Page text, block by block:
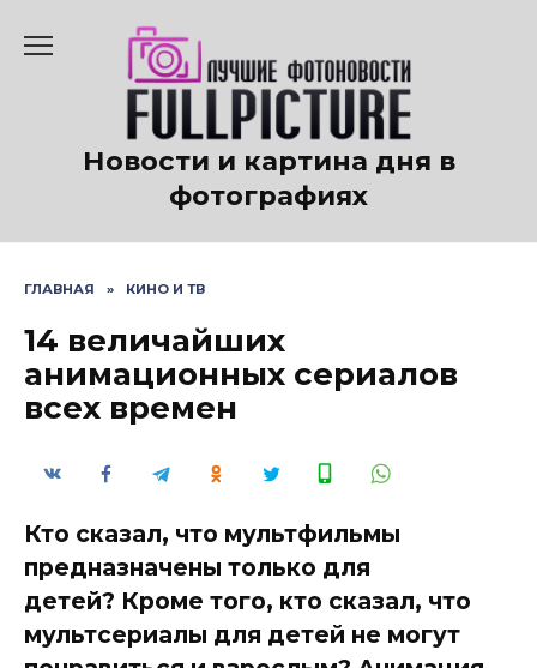
содержанию
Новости и картина дня в
фотографиях
ГЛАВНАЯ » КИНО И ТВ
14 величайших
анимационных сериалов
всех времен
Кто сказал, что мультфильмы
предназначены только для
детей? Кроме того, кто сказал, что
мультсериалы для детей не могут